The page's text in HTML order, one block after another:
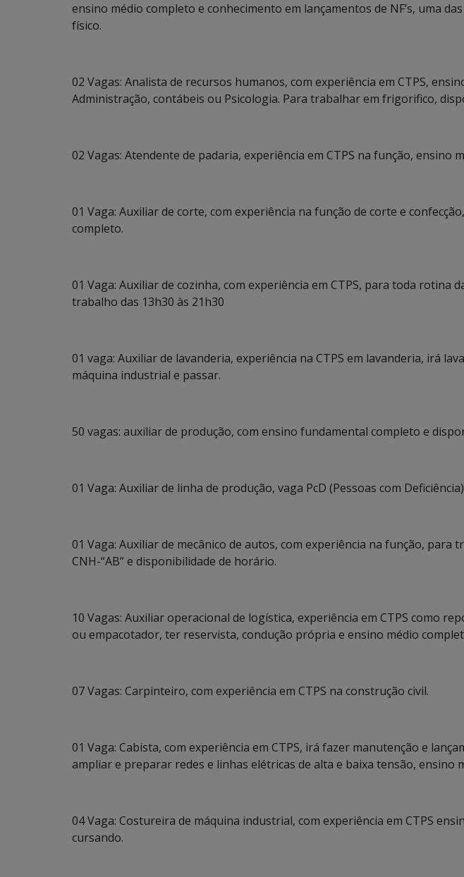
ensino médio completo e conhecimento em lançamentos de NF’s, uma
físico.
02 Vagas: Analista de recursos humanos, com experiência em CTPS,
Administração, contábeis ou Psicologia. Para trabalhar em frigorifico,
02 Vagas: Atendente de padaria, experiência em CTPS na função, ensino
01 Vaga: Auxiliar de corte, com experiência na função de corte e
completo.
01 Vaga: Auxiliar de cozinha, com experiência em CTPS, para toda rotina
trabalho das 13h30 às 21h30
01 vaga: Auxiliar de lavanderia, experiência na CTPS em lavanderia, irá
máquina industrial e passar.
50 vagas: auxiliar de produção, com ensino fundamental completo e
01 Vaga: Auxiliar de linha de produção, vaga PcD (Pessoas com
01 Vaga: Auxiliar de mecânico de autos, com experiência na função, para
CNH-“AB” e disponibilidade de horário.
10 Vagas: Auxiliar operacional de logística, experiência em CTPS como
ou empacotador, ter reservista, condução própria e ensino médio
07 Vagas: Carpinteiro, com experiência em CTPS na construção civil.
01 Vaga: Cabista, com experiência em CTPS, irá fazer manutenção e
ampliar e preparar redes e linhas elétricas de alta e baixa tensão, ensino
04 Vaga: Costureira de máquina industrial, com experiência em CTPS
cursando.